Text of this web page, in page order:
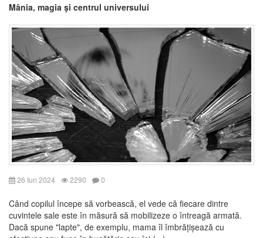
Mânia, magia şi centrul universului
26 Iun 2024 2290 0
Când copilul începe să vorbească, el vede că fiecare dintre
cuvintele sale este în măsură să mobilizeze o întreagă armată.
Dacă spune "lapte", de exemplu, mama îl îmbrățișează cu